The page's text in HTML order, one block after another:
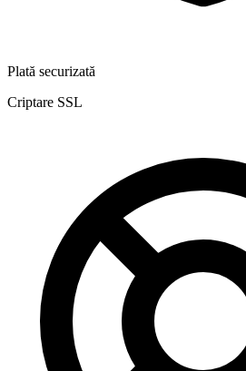
Plată securizată
Criptare SSL